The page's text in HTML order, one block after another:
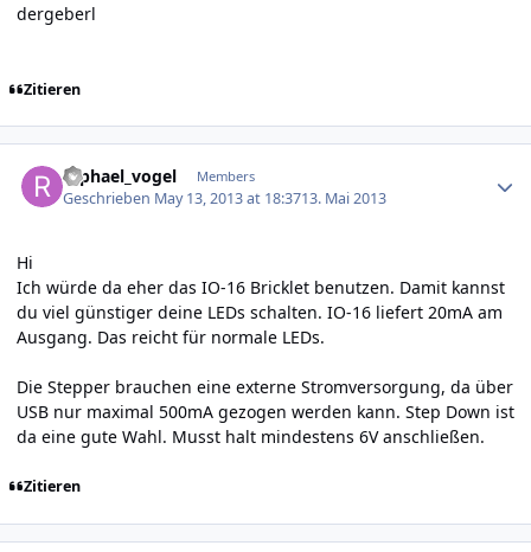
dergeberl
Zitieren
raphael_vogel Members
Geschrieben May 13, 2013 at 18:3713. Mai 2013
Hi
Ich würde da eher das IO-16 Bricklet benutzen. Damit kannst
du viel günstiger deine LEDs schalten. IO-16 liefert 20mA am
Ausgang. Das reicht für normale LEDs.
Die Stepper brauchen eine externe Stromversorgung, da über
USB nur maximal 500mA gezogen werden kann. Step Down ist
da eine gute Wahl. Musst halt mindestens 6V anschließen.
Zitieren